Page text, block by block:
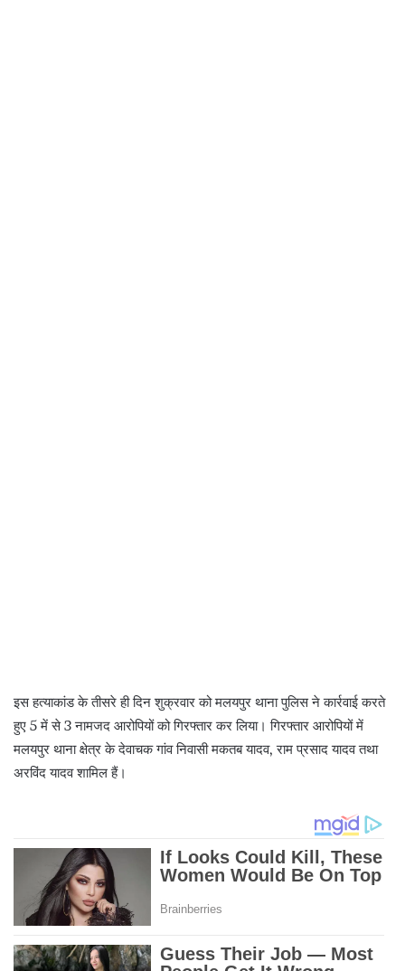
इस हत्याकांड के तीसरे ही दिन शुक्रवार को मलयपुर थाना पुलिस ने कार्रवाई करते
हुए 5 में से 3 नामजद आरोपियों को गिरफ्तार कर लिया। गिरफ्तार आरोपियों में
मलयपुर थाना क्षेत्र के देवाचक गांव निवासी मकतब यादव, राम प्रसाद यादव तथा
अरविंद यादव शामिल हैं।